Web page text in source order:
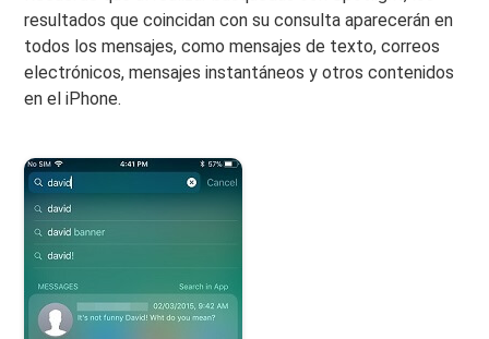
resultados que coincidan con su consulta aparecerán en
todos los mensajes, como mensajes de texto, correos
electrónicos, mensajes instantáneos y otros contenidos
en el iPhone.